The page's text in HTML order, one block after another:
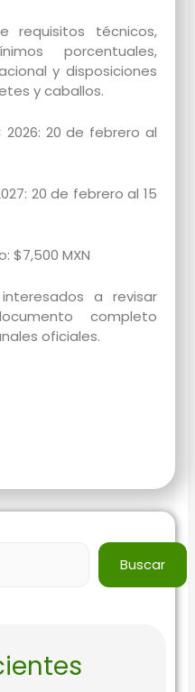
requisitos técnicos,
porcentuales,
y disposiciones
y caballos.
20 de febrero al
20 de febrero al 15
$7,500 MXN
a revisar
completo
oficiales.
Buscar